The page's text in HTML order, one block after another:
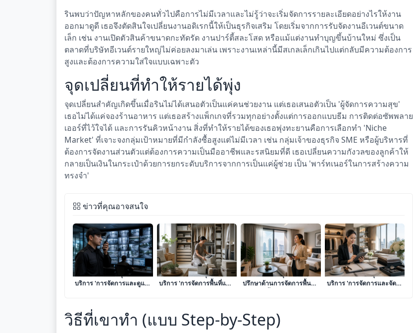
รินพบว่าปัญหาหลักของคนทั่วไปคือการไม่มีเวลาและไม่รู้ว่าจะเริ่มจัดการรายละเอียดอย่างไรให้งาน
ออกมาดูดี เธอจึงตัดสินใจเปลี่ยนงานอดิเรกนี้ให้เป็นธุรกิจเสริม โดยเริ่มจากการรับจัดงานอีเวนต์ขนาด
เล็ก เช่น งานเปิดตัวสินค้าขนาดกะทัดรัด งานปาร์ตี้สละโสด หรือแม้แต่งานทำบุญขึ้นบ้านใหม่ ซึ่งเป็น
ตลาดที่บริษัทอีเวนต์รายใหญ่ไม่ค่อยลงมาเล่น เพราะงานเหล่านี้มีสเกลเล็กเกินไปแต่กลับมีความต้องการ
สูงและต้องการความใส่ใจแบบเฉพาะตัว
จุดเปลี่ยนที่ทำให้รายได้พุ่ง
จุดเปลี่ยนสำคัญเกิดขึ้นเมื่อรินไม่ได้เสนอตัวเป็นแค่คนช่วยงาน แต่เธอเสนอตัวเป็น 'ผู้จัดการความสุข'
เธอไม่ได้แค่จองร้านอาหาร แต่เธอสร้างแพ็กเกจที่รวมทุกอย่างตั้งแต่การออกแบบธีม การติดต่อซัพพลาย
เออร์ที่ไว้ใจได้ และการรันคิวหน้างาน สิ่งที่ทำให้รายได้ของเธอพุ่งทะยานคือการเลือกทำ 'Niche
Market' ที่เจาะจงกลุ่มเป้าหมายที่มีกำลังซื้อสูงแต่ไม่มีเวลา เช่น กลุ่มเจ้าของธุรกิจ SME หรือผู้บริหารที่
ต้องการจัดงานส่วนตัวแต่ต้องการความเป็นมืออาชีพและรสนิยมที่ดี เธอเปลี่ยนความกังวลของลูกค้าให้
กลายเป็นเงินในกระเป๋าด้วยการยกระดับบริการจากการเป็นแค่ผู้ช่วย เป็น 'พาร์ทเนอร์ในการสร้างความ
ทรงจำ'
ข่าวที่คุณอาจสนใจ
เจาะลึก 8 โมเดลธุรกิจ
บริการ 'การจัดการและดูแล
ระแวดระวังให้เป็นรายได้
ระดับมืออาชีพ
เจาะลึก 8 โมเดลธุรกิจ
บริการ 'การจัดการพื้นที่และ
หลักหมื่น
เจาะลึกโมเดลธุรกิจบริการที่
ปรึกษาด้านการจัดการพื้นที่
เงินสดที่มั่นคง
เจาะลึก 8 โมเดลธุรกิจ
บริการ 'การจัดการและจัด
วิธีที่เขาทำ (แบบ Step-by-Step)